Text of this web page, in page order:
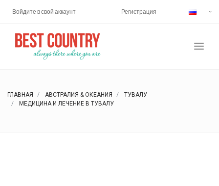
Войдите в свой аккаунт Регистрация
ГЛАВНАЯ АВСТРАЛИЯ & ОКЕАНИЯ
ТУВАЛУ
МЕДИЦИНА И ЛЕЧЕНИЕ В ТУВАЛУ